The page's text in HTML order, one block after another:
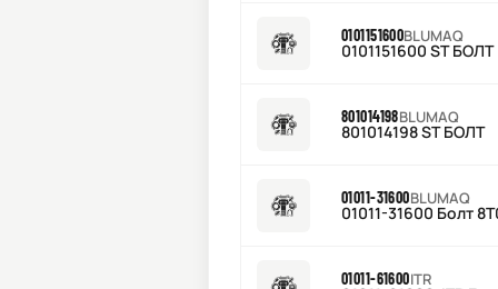
0101151600BLUMAQ
0101151600 ST БОЛТ
801014198BLUMAQ
801014198 ST БОЛТ
01011-31600BLUMAQ
01011-31600 Болт
01011-61600ITR